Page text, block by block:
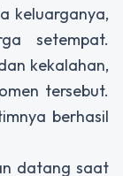
keluarganya,
setempat.
kekalahan,
tersebut.
berhasil
datang saat